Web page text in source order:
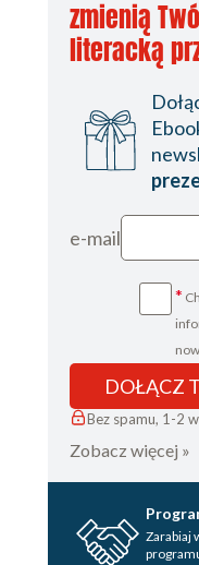
zmienią
literacką
e-mail
*
DOŁĄCZ
Bez spamu, 1-2
Zobacz więcej »
Zarabiaj